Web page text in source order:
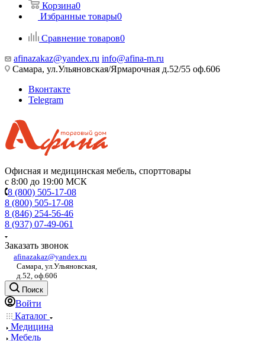
Корзина0
Избранные товары0
Сравнение товаров0
afinazakaz@yandex.ru info@afina-m.ru
Самара, ул.Ульяновская/Ярмарочная д.52/55 оф.606
Вконтакте
Telegram
Офисная и медицинская мебель, спорттовары
с 8:00 до 19:00 МСК
8 (800) 505-17-08
8 (800) 505-17-08
8 (846) 254-56-46
8 (937) 07-49-061
Заказать звонок
afinazakaz@yandex.ru
Самара, ул.Ульяновская,
д.52, оф.606
Поиск
Войти
Каталог
Медицина
Мебель